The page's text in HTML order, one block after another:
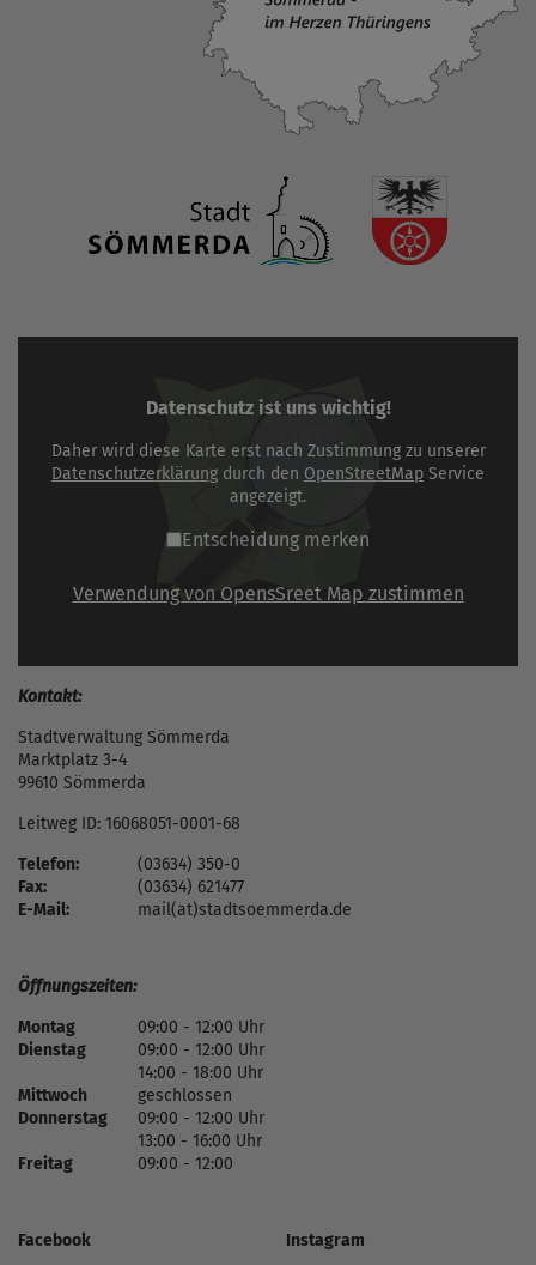
Datenschutz ist uns wichtig!
Daher wird diese Karte erst nach Zustimmung zu unserer
Datenschutzerklärung durch den OpenStreetMap Service
angezeigt.
Entscheidung merken
Verwendung von OpensSreet Map zustimmen
Kontakt:
Stadtverwaltung Sömmerda
Marktplatz 3-4
99610 Sömmerda
Leitweg ID: 16068051-0001-68
Telefon:
(03634) 350-0
Fax:
(03634) 621477
E-Mail:
mail(at)stadtsoemmerda.de
Öffnungszeiten:
Montag
09:00 - 12:00 Uhr
Dienstag
09:00 - 12:00 Uhr
14:00 - 18:00 Uhr
Mittwoch
geschlossen
Donnerstag
09:00 - 12:00 Uhr
13:00 - 16:00 Uhr
Freitag
09:00 - 12:00
Facebook Instagram